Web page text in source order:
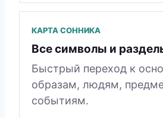
КАРТА СОННИКА
Все символы и
Быстрый переход к
образам, людям,
событиям.